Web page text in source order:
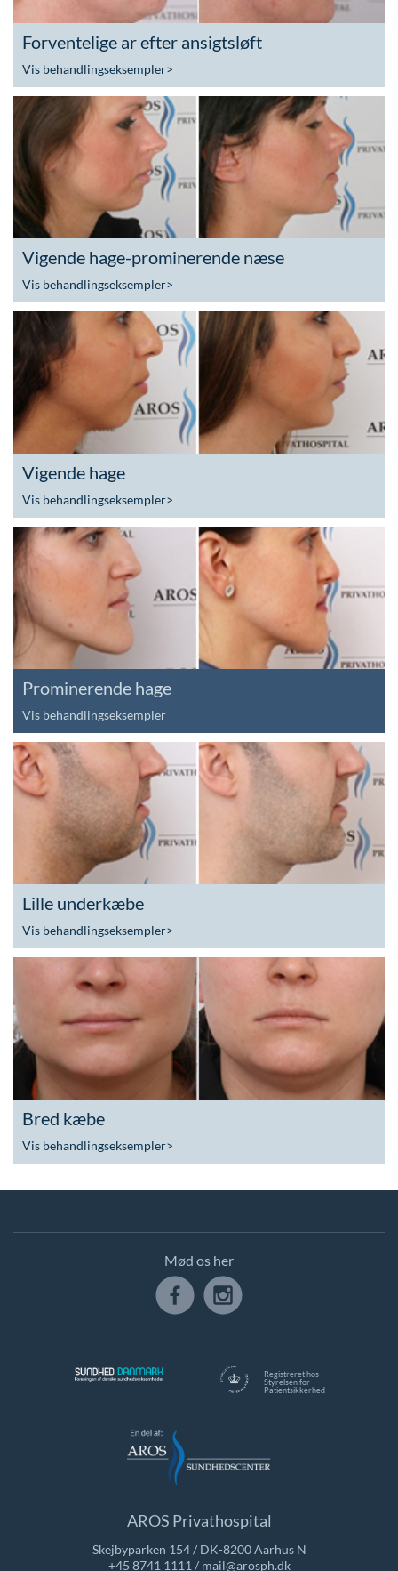
Forventelige ar efter ansigtsløft
Vis behandlingseksempler>
Vigende hage-prominerende næse
Vis behandlingseksempler>
Vigende hage
Vis behandlingseksempler>
Prominerende hage
Vis behandlingseksempler
Lille underkæbe
Vis behandlingseksempler>
Bred kæbe
Vis behandlingseksempler>
Registreret hos
Styrelsen for
Patientsikkerhed
Mød os her
AROS Privathospital
Skejbyparken 154 / DK-8200 Aarhus N
+45 8741 1111 / mail@arosph.dk